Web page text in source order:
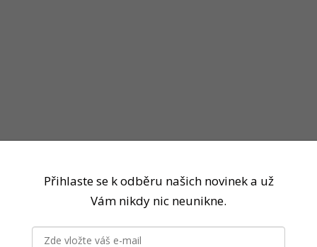
Přihlaste se k odběru našich novinek a už
Vám nikdy nic neunikne.